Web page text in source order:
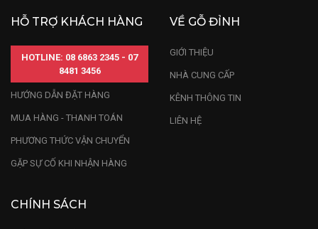
HỖ TRỢ KHÁCH HÀNG
HOTLINE: 08 6863 2345 - 07
8481 3456
HƯỚNG DẪN ĐẶT HÀNG
MUA HÀNG - THANH TOÁN
PHƯƠNG THỨC VẬN CHUYỂN
GẶP SỰ CỐ KHI NHẬN HÀNG
VỀ GỖ ĐỈNH
GIỚI THIỆU
NHÀ CUNG CẤP
KÊNH THÔNG TIN
LIÊN HỆ
CHÍNH SÁCH